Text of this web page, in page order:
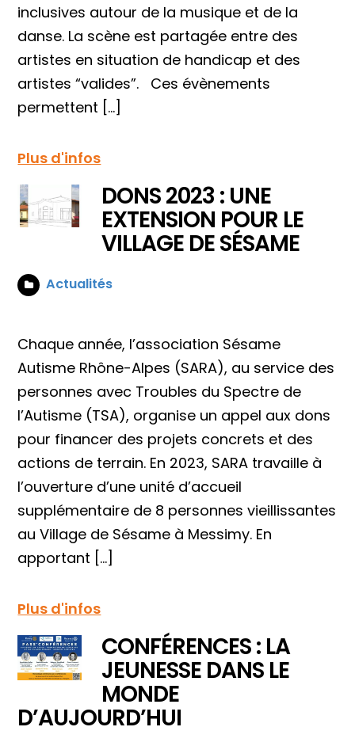
inclusives autour de la musique et de la
danse. La scène est partagée entre des
artistes en situation de handicap et des
artistes “valides”. Ces évènements
permettent […]
Plus d'infos
DONS 2023 : UNE
EXTENSION POUR LE
VILLAGE DE SÉSAME
Actualités
Chaque année, l’association Sésame
Autisme Rhône-Alpes (SARA), au service des
personnes avec Troubles du Spectre de
l’Autisme (TSA), organise un appel aux dons
pour financer des projets concrets et des
actions de terrain. En 2023, SARA travaille à
l’ouverture d’une unité d’accueil
supplémentaire de 8 personnes vieillissantes
au Village de Sésame à Messimy. En
apportant […]
Plus d'infos
CONFÉRENCES : LA
JEUNESSE DANS LE
MONDE
D’AUJOURD’HUI